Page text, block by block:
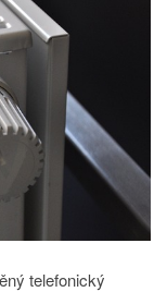
telefonický